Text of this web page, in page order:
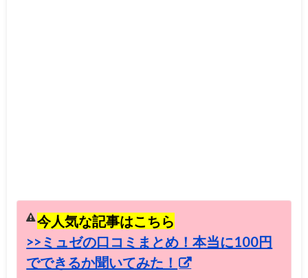
今人気な記事はこちら
>>ミュゼの口コミまとめ！本当に100円
でできるか聞いてみた！